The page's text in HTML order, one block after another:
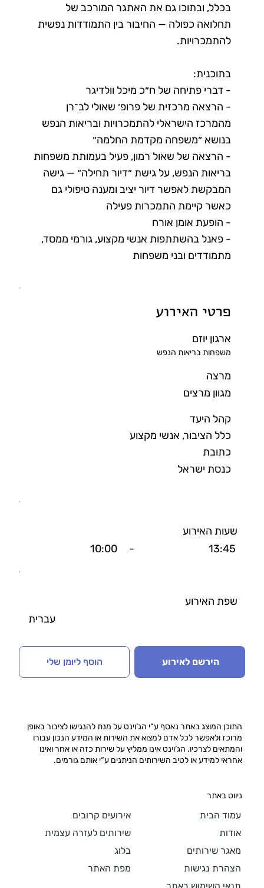
בכלל, ובתוכו גם את האתגר המורכב של
תחלואה כפולה — החיבור בין התמודדות נפשית
להתמכרויות.
בתוכנית:
- דברי פתיחה של ח״כ מיכל וולדיגר
- הרצאה מרכזית של פרופ׳ שאולי לב־רן
מהמרכז הישראלי להתמכרויות ובריאות הנפש
בנושא ״משפחה מקדמת החלמה״
- הרצאה של שאול רמון, פעיל בעמותת משפחות
בריאות הנפש, על גישת ״דיור תחילה״ — גישה
המבקשת לאפשר דיור יציב ומענה טיפולי גם
כאשר קיימת התמכרות פעילה
- הופעת אומן אורח
- פאנל בהשתתפות אנשי מקצוע, גורמי ממסד,
מתמודדים ובני משפחות
פרטי האירוע
ארגון יוזם
משפחות בריאות הנפש
מרצה
מגוון מרצים
קהל היעד
כלל הציבור, אנשי מקצוע
כתובת
כנסת ישראל
שעות האירוע
13:45
-
10:00
שפת האירוע
עברית
הירשם לאירוע הוסף ליומן שלי
התוכן המוצג באתר נאסף ע“י הג‘וינט על מנת להנגישו לציבור באופן
מרוכז ולאפשר לכל אדם למצוא את השירות או המידע הנכון עבורו
והמתאים לצרכיו. הג’וינט אינו ממליץ על שירות כזה או אחר ואינו
אחראי למידע או לטיב השירותים הניתנים ע“י אותם גורמים.
ניווט באתר
עמוד הבית
אודות
מאגר שירותים
הצהרת נגישות
תנאי השימוש באתר
אירועים קרובים
שירותים לעזרה עצמית
בלוג
מפת האתר